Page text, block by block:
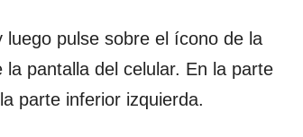
luego pulse sobre el ícono de la
pantalla del celular. En la parte
parte inferior izquierda.